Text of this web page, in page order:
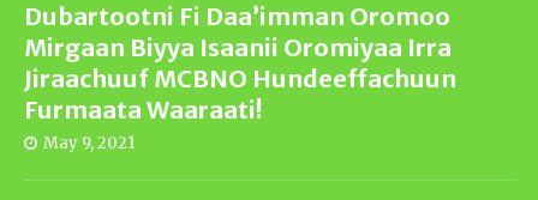
Dubartootni Fi Daa’imman Oromoo
Mirgaan Biyya Isaanii Oromiyaa Irra
Jiraachuuf MCBNO Hundeeffachuun
Furmaata Waaraati!
May 9, 2021